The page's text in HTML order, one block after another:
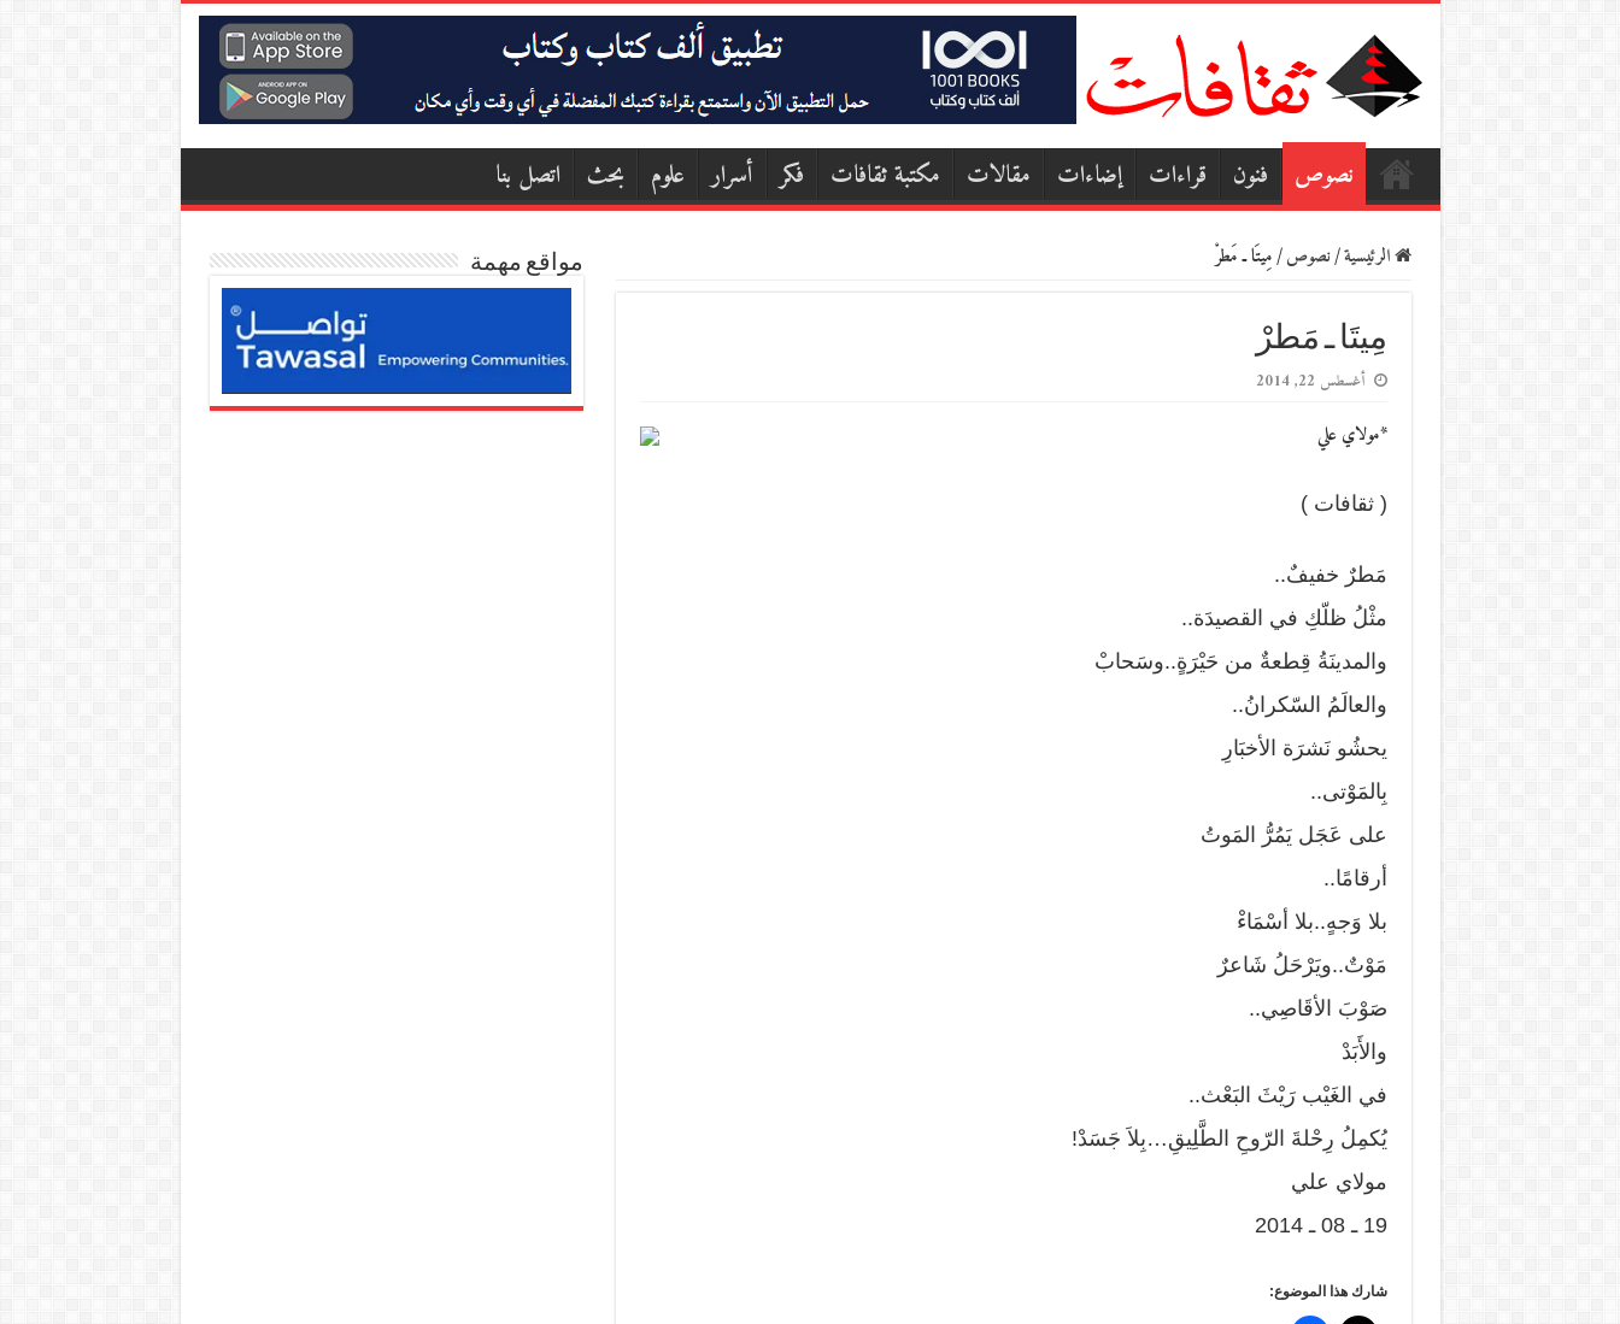
نصوص فنون قراءات إضاءات مقالات مكتبة ثقافات فكر أسرار علوم بحث اتصل بنا
الرئيسية/نصوص/مِيتَا ـ مَطرْ
مِيتَا ـ مَطرْ
أغسطس 22, 2014
*مولاي علي
( ثقافات )
مَطرٌ خفيفٌ..
مثْلُ ظلّكِ في القصيدَة..
والمدينَةُ قِطعةٌ من حَيْرَةٍ..وسَحابْ
والعالَمُ السّكرانُ..
يحشُو نَشرَة الأخبَارِ
بِالمَوْتى..
على عَجَل يَمُرُّ المَوتُ
أرقامًا..
بلا وَجهٍ..بلا أسْمَاءْ
مَوْتٌ..ويَرْحَلُ شَاعرٌ
صَوْبَ الأقَاصِي..
والأَبَدْ
في الغَيْب رَيْثَ البَعْث..
يُكمِلُ رِحْلةَ الرّوحِ الطَّلِيقِ…بِلاَ جَسَدْ!
مولاي علي
19 ـ 08 ـ 2014
شارك هذا الموضوع:
مواقع مهمة